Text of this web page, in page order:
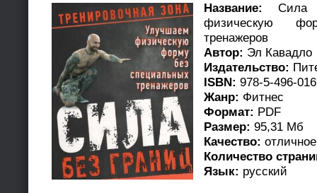
Название: Сила
физическую
тренажеров
Автор: Эл Кавадло
Издательство:
ISBN: 978-5-496-
Жанр: Фитнес
Формат: PDF
Размер: 95,31 Мб
Качество: отличное
Количество
Язык: русский